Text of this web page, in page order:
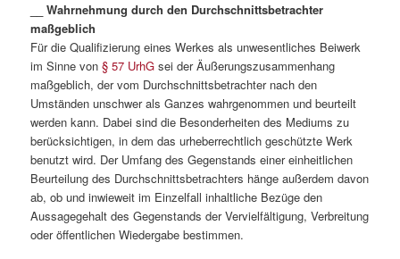
__ Wahrnehmung durch den Durchschnittsbetrachter
maßgeblich
Für die Qualifizierung eines Werkes als unwesentliches Beiwerk
im Sinne von§ 57 UrhG sei der Äußerungszusammenhang
maßgeblich, der vom Durchschnittsbetrachter nach den
Umständen unschwer als Ganzes wahrgenommen und beurteilt
werden kann. Dabei sind die Besonderheiten des Mediums zu
berücksichtigen, in dem das urheberrechtlich geschützte Werk
benutzt wird. Der Umfang des Gegenstands einer einheitlichen
Beurteilung des Durchschnittsbetrachters hänge außerdem davon
ab, ob und inwieweit im Einzelfall inhaltliche Bezüge den
Aussagegehalt des Gegenstands der Vervielfältigung, Verbreitung
oder öffentlichen Wiedergabe bestimmen.